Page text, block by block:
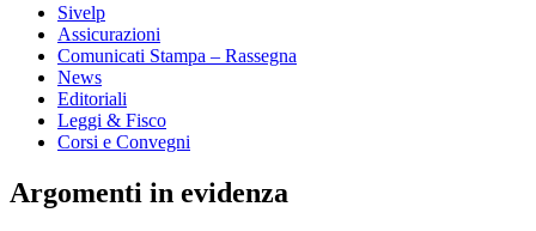
Sivelp
Assicurazioni
Comunicati Stampa – Rassegna
News
Editoriali
Leggi & Fisco
Corsi e Convegni
Argomenti in evidenza